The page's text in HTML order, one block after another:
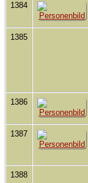
1384
1385
1386
1387
1388